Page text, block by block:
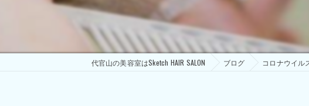
代官山の美容室はSketch HAIR SALON ブログ コロナウイル